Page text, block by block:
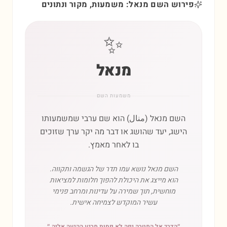
פירוש השם מנאל: משמעות, מקור ונתונים
✨
מנאל
משמעות השם
השם מנאל (منال) הוא שם ערבי שמשמעותו
הישג, יעד שהושג או דבר מה יקר ערך שזוכים
בו לאחר מאמץ.
השם מנאל נושא עמו תדר של הגשמה ותקווה.
הוא מייצג את היכולת להפוך חלומות למציאות
מוחשית, תוך שמירה על עדינות ומרחב פנימי
עשיר המוקדש לצמיחה אישית.